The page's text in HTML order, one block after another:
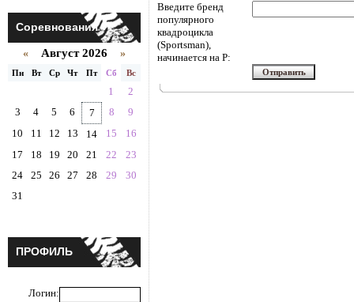
Соревнования
« Август 2026 »
Пн Вт Ср Чт Пт Сб Вс
1
2
3
4 5 6 7 8
9
10
11 12 13 14 15
16
17
18 19 20 21 22
23
24
25 26 27 28 29
30
31
ПРОФИЛЬ
Логин:
Введите бренд
популярного
квадроцикла
(Sportsman),
начинается на P: